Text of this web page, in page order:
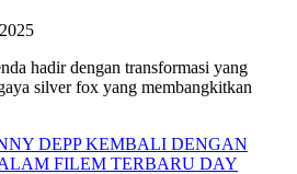
hadir dengan transformasi yang
silver fox yang membangkitkan
DEPP KEMBALI DENGAN
FILEM TERBARU DAY